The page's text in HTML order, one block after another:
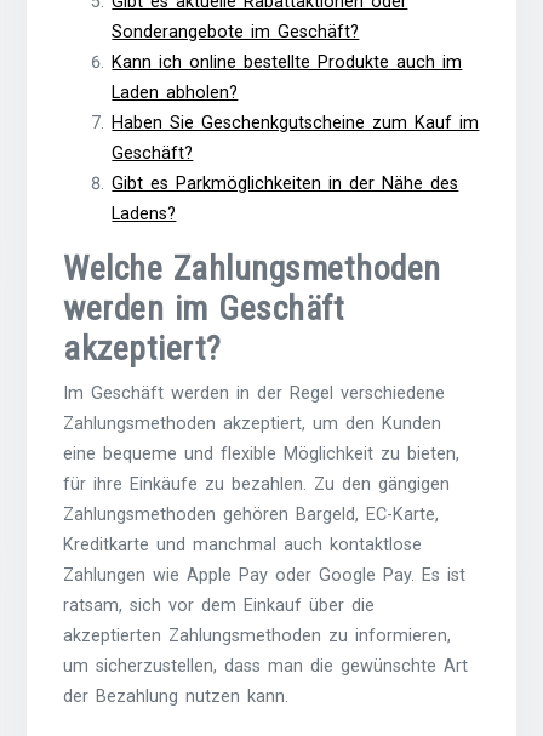
Sonderangebote im Geschäft?
Kann ich online bestellte Produkte auch im
Laden abholen?
Haben Sie Geschenkgutscheine zum Kauf im
Geschäft?
Gibt es Parkmöglichkeiten in der Nähe des
Ladens?
Welche Zahlungsmethoden
werden im Geschäft
akzeptiert?
Im Geschäft werden in der Regel verschiedene
Zahlungsmethoden akzeptiert, um den Kunden
eine bequeme und flexible Möglichkeit zu bieten,
für ihre Einkäufe zu bezahlen. Zu den gängigen
Zahlungsmethoden gehören Bargeld, EC-Karte,
Kreditkarte und manchmal auch kontaktlose
Zahlungen wie Apple Pay oder Google Pay. Es ist
ratsam, sich vor dem Einkauf über die
akzeptierten Zahlungsmethoden zu informieren,
um sicherzustellen, dass man die gewünschte Art
der Bezahlung nutzen kann.